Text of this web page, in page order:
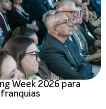
Week 2026 para